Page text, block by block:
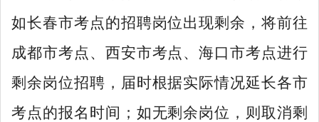
如长春市考点的招聘岗位出现剩余，将前往
成都市考点、西安市考点、海口市考点进行
剩余岗位招聘，届时根据实际情况延长各市
考点的报名时间；如无剩余岗位，则取消剩